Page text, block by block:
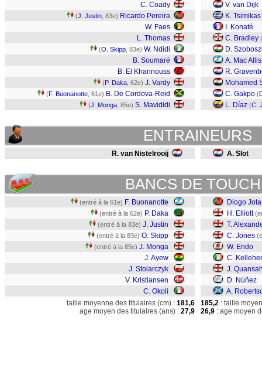
C. Coady
(J. Justin , 83e) Ricardo Pereira
W. Faes
L. Thomas
(O. Skipp , 83e) W. Ndidi
B. Soumaré
B. El Khannouss
(P. Daka , 62e) J. Vardy
(F. Buonanotte , 61e) B. De Cordova-Reid
(J. Monga , 85e) S. Mavididi
V. van Dijk
K. Tsimikas
I. Konaté
C. Bradley (
D.
A. Mac
R.
Mohamed
C. Gakpo (
L. Díaz (C.
ENTRAINEURS
R. van Nistelrooij A. Slot
BANCS DE
(entré à la 61e) F. Buonanotte
(entré à la 62e) P. Daka
(entré à la 83e) J. Justin
(entré à la 83e) O. Skipp
(entré à la 85e) J. Monga
J. Ayew
J. Stolarczyk
V. Kristiansen
C. Okoli
Diogo Jota
H. Elliott
T.
C. Jones
W. Endo
C. Kelleher
J.
D. Núñez
A.
taille moyenne des titulaires (cm) : 181,6
age moyen des titulaires (ans) : 27,9
185,2 : taille
26,9 : age moyen